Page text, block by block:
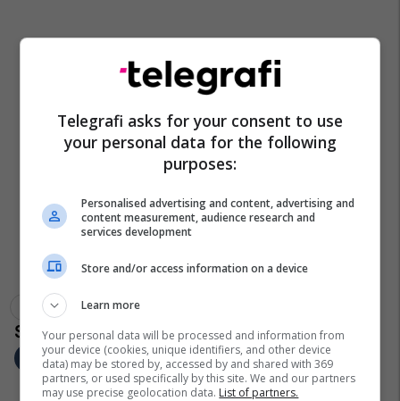
Kadri Veseli Asambleja E Nato-S
Telegrafi asks for your consent to use
your personal data for the following
purposes:
Personalised advertising and content, advertising and
content measurement, audience research and
services development
Store and/or access information on a device
Learn more
Your personal data will be processed and information from
your device (cookies, unique identifiers, and other device
data) may be stored by, accessed by and shared with 369
partners, or used specifically by this site. We and our partners
may use precise geolocation data. List of partners.